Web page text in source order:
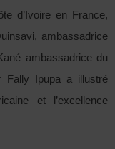
d’Ivoire en France,
ambassadrice
ambassadrice du
Fally Ipupa a illustré
et l’excellence